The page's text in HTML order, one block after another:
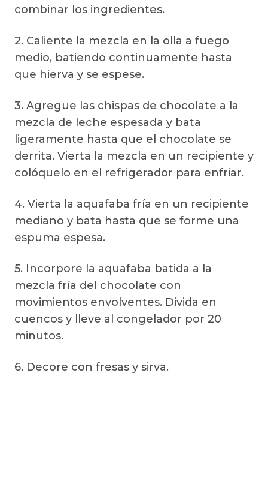
combinar los ingredientes.
2. Caliente la mezcla en la olla a fuego
medio, batiendo continuamente hasta
que hierva y se espese.
3. Agregue las chispas de chocolate a la
mezcla de leche espesada y bata
ligeramente hasta que el chocolate se
derrita. Vierta la mezcla en un recipiente y
colóquelo en el refrigerador para enfriar.
4. Vierta la aquafaba fría en un recipiente
mediano y bata hasta que se forme una
espuma espesa.
5. Incorpore la aquafaba batida a la
mezcla fría del chocolate con
movimientos envolventes. Divida en
cuencos y lleve al congelador por 20
minutos.
6. Decore con fresas y sirva.